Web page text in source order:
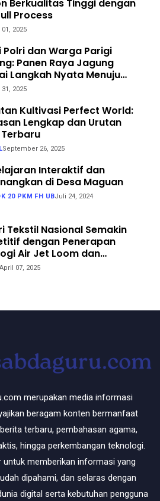
Berkualitas Tinggi dengan
Process
01, 2025
Polri dan Warga Parigi
Panen Raya Jagung
Langkah Nyata Menuju
Pangan
31, 2025
Kultivasi Perfect World:
Lengkap dan Urutan
September 26, 2025
Interaktif dan
di Desa Maguan
20 PKM FH UBJuli 24, 2024
Tekstil Nasional Semakin
dengan Penerapan
Air Jet Loom dan
Dyeing di CV. Garuda
April 07, 2025
merupakan media informasi
beragam konten bermanfaat
terbaru, pembahasan agama,
hingga perkembangan teknologi.
untuk memberikan informasi yang
dipahami, dan selaras dengan
digital serta kebutuhan pengguna